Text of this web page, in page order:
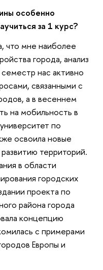
особенно
за 1 курс?
что мне наиболее
города, анализ
нас активно
связанными с
а в весеннем
на мобильность в
по
освоила новые
территорий.
в области
городских
проекта по
района города
концепцию
с примерами
Европы и